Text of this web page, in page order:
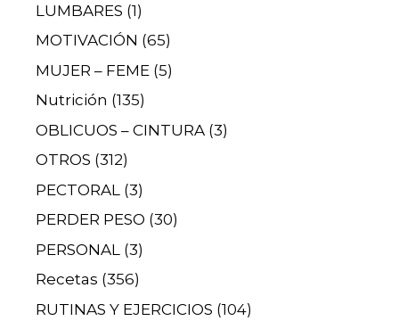
LUMBARES (1)
MOTIVACIÓN (65)
MUJER – FEME (5)
Nutrición (135)
OBLICUOS – CINTURA (3)
OTROS (312)
PECTORAL (3)
PERDER PESO (30)
PERSONAL (3)
Recetas (356)
RUTINAS Y EJERCICIOS (104)